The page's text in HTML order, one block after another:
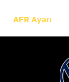
AFR Ayarı